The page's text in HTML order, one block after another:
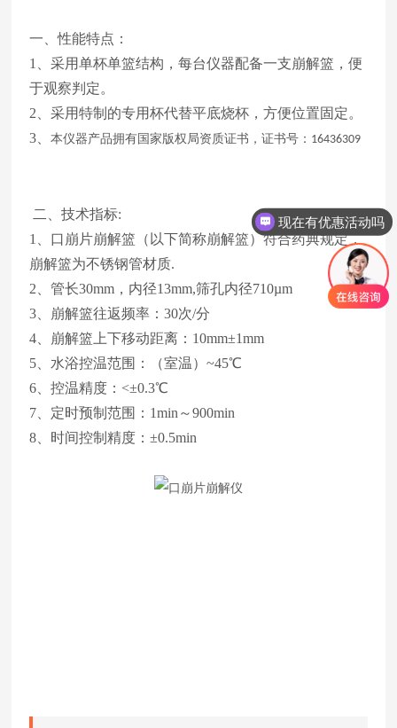
一、性能特点：
1、采用单杯单篮结构，每台仪器配备一支崩解篮，便
于观察判定。
2、采用特制的专用杯代替平底烧杯，方便位置固定。
3、本仪器产品拥有国家版权局资质证书，证书号： 16436309
二、技术指标:
1、口崩片崩解篮（以下简称崩解篮）符合药典规定，
崩解篮为不锈钢管材质.
2、管长30mm，内径13mm,筛孔内径710µm
3、崩解篮往返频率：30次/分
4、崩解篮上下移动距离：10mm±1mm
5、水浴控温范围：（室温）~45℃
6、控温精度：<±0.3℃
7、定时预制范围：1min～900min
8、时间控制精度：±0.5min
可以介绍下你们的产品么
现在有优惠活动吗